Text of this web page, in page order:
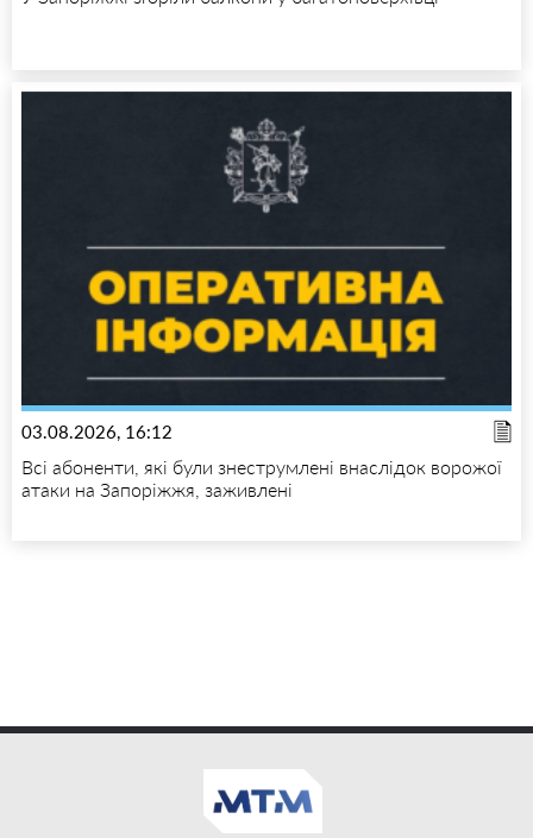
03.08.2026, 16:12
Всі абоненти, які були знеструмлені внаслідок ворожої
атаки на Запоріжжя, заживлені